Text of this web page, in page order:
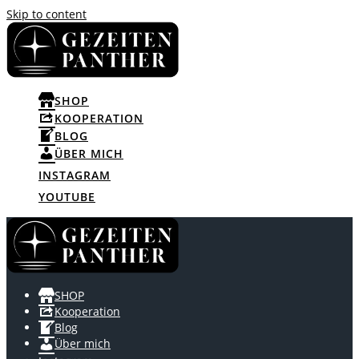
Skip to content
SHOP
KOOPERATION
BLOG
ÜBER MICH
INSTAGRAM
YOUTUBE
SHOP
Kooperation
Blog
Über mich